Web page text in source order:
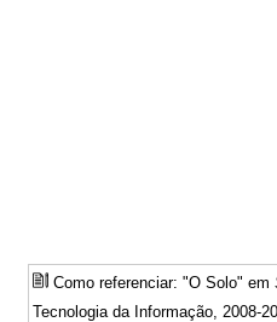
Como referenciar: "O Solo" em
Tecnologia da Informação, 2008-